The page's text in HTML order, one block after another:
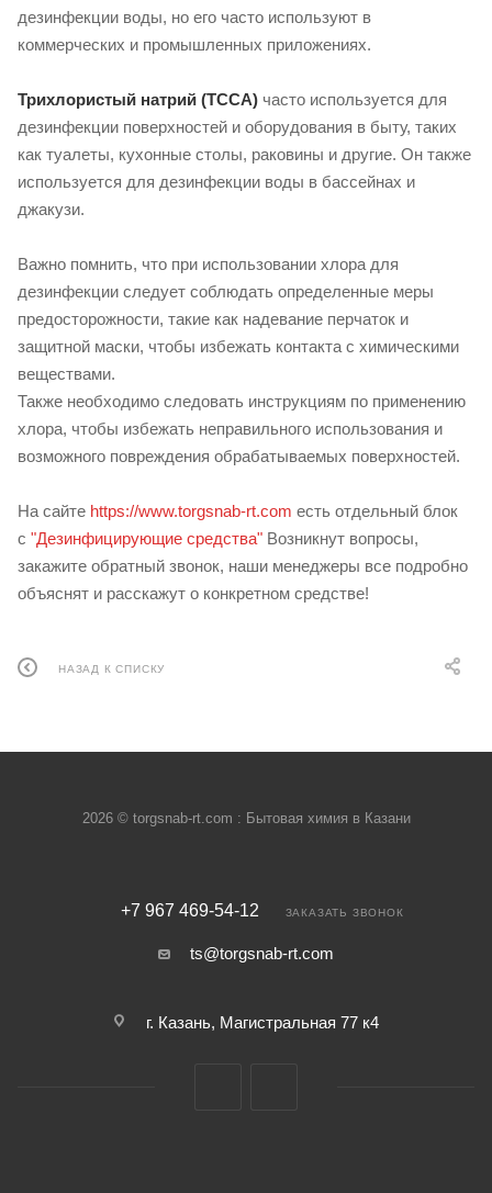
дезинфекции воды, но его часто используют в
коммерческих и промышленных приложениях.
Трихлористый натрий (TCCA) часто используется для
дезинфекции поверхностей и оборудования в быту, таких
как туалеты, кухонные столы, раковины и другие. Он также
используется для дезинфекции воды в бассейнах и
джакузи.
Важно помнить, что при использовании хлора для
дезинфекции следует соблюдать определенные меры
предосторожности, такие как надевание перчаток и
защитной маски, чтобы избежать контакта с химическими
веществами.
Также необходимо следовать инструкциям по применению
хлора, чтобы избежать неправильного использования и
возможного повреждения обрабатываемых поверхностей.
На сайте https://www.torgsnab-rt.com есть отдельный блок
с "Дезинфицирующие средства" Возникнут вопросы,
закажите обратный звонок, наши менеджеры все подробно
объяснят и расскажут о конкретном средстве!
НАЗАД К СПИСКУ
2026 © torgsnab-rt.com : Бытовая химия в Казани
+7 967 469-54-12 ЗАКАЗАТЬ ЗВОНОК
ts@torgsnab-rt.com
г. Казань, Магистральная 77 к4